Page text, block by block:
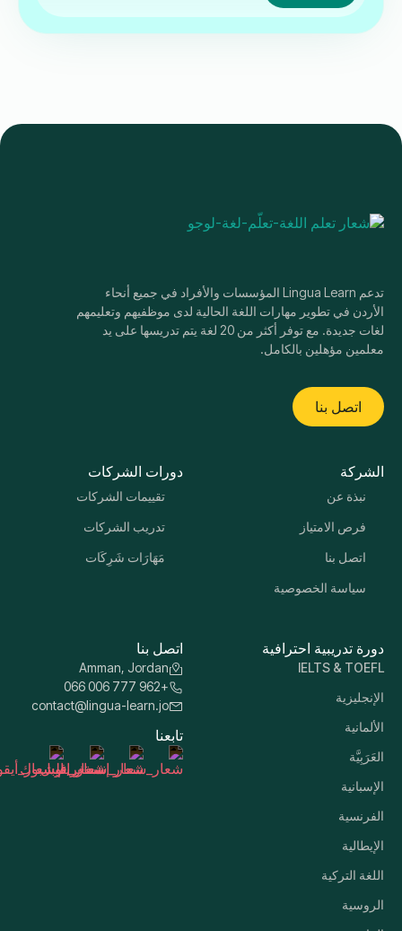
تدعم Lingua Learn المؤسسات والأفراد في جميع أنحاء
الأردن في تطوير مهارات اللغة الحالية لدى موظفيهم وتعليمهم
لغات جديدة. مع توفر أكثر من 20 لغة يتم تدريسها على يد
معلمين مؤهلين بالكامل.
اتصل بنا
الشركة
نبذة عن
فرص الامتياز
اتصل بنا
سياسة الخصوصية
دورات الشركات
تقييمات الشركات
تدريب الشركات
مَهَارَات شَرِكَات
دورة تدريبية احترافية
IELTS & TOEFL
الإنجليزية
الألمانية
العَرَبِيَّة
الإسبانية
الفرنسية
الإيطالية
اللغة التركية
الروسية
اتصل بنا
Amman, Jordan
+962 777 006 066
contact@lingua-learn.jo
تابعنا